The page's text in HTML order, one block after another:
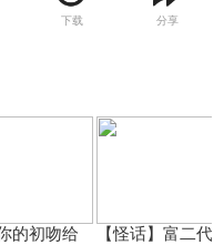
下载 分享
的初吻给
【怪话】富二代